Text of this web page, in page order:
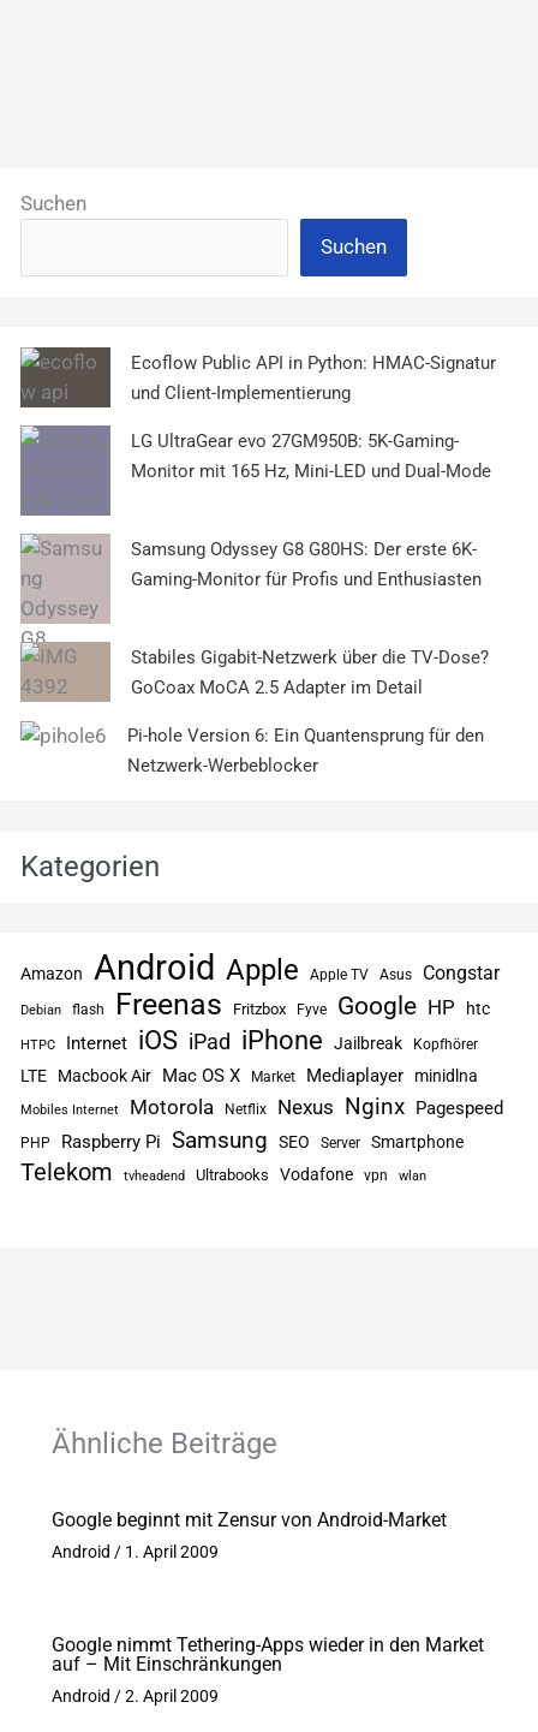
Suchen
Suchen
Ecoflow Public API in Python: HMAC-Signatur
und Client-Implementierung
LG UltraGear evo 27GM950B: 5K-Gaming-
Monitor mit 165 Hz, Mini-LED und Dual-Mode
Samsung Odyssey G8 G80HS: Der erste 6K-
Gaming-Monitor für Profis und Enthusiasten
Stabiles Gigabit-Netzwerk über die TV-Dose?
GoCoax MoCA 2.5 Adapter im Detail
Pi-hole Version 6: Ein Quantensprung für den
Netzwerk-Werbeblocker
Kategorien
Amazon Android Apple Apple TV Asus Congstar
Debian flash Freenas Fritzbox Fyve Google HP htc
HTPC Internet iOS iPad iPhone Jailbreak Kopfhörer
LTE Macbook Air Mac OS X Market Mediaplayer minidlna
Mobiles Internet Motorola Netflix Nexus Nginx Pagespeed
PHP Raspberry Pi Samsung SEO Server Smartphone
Telekom tvheadend Ultrabooks Vodafone vpn wlan
Ähnliche Beiträge
Google beginnt mit Zensur von Android-Market
Android / 1. April 2009
Google nimmt Tethering-Apps wieder in den Market
auf – Mit Einschränkungen
Android /2. April 2009